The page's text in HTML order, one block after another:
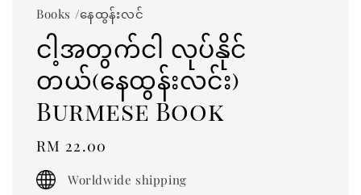
Books /နေထွန်းလင်
ငါ့အတွက်ငါ လုပ်နိုင်
တယ်(နေထွန်းလင်း)
Burmese Book
Regular
price
RM 22.00
Worldwide shipping